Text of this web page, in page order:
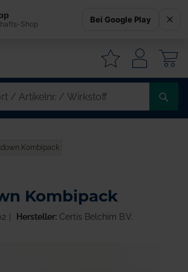
Kombipack
Kombipack
Hersteller:Certis Belchim B.V.
Shop Bei Google Play